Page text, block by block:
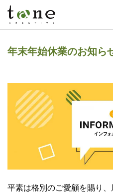
年末年始休業のお知ら
平素は格別のご愛顧を賜り、